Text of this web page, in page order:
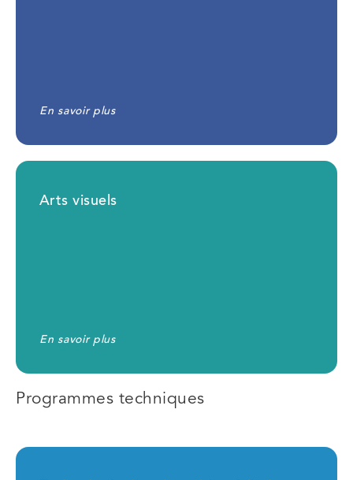
En savoir plus
Arts visuels
En savoir plus
Programmes techniques